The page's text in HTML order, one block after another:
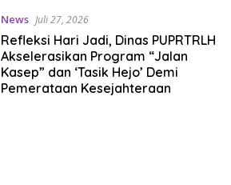
News Juli 27, 2026
Refleksi Hari Jadi, Dinas PUPRTRLH
Akselerasikan Program “Jalan
Kasep” dan ‘Tasik Hejo’ Demi
Pemerataan Kesejahteraan